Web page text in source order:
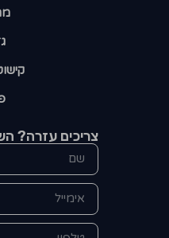
צריכים עזרה?